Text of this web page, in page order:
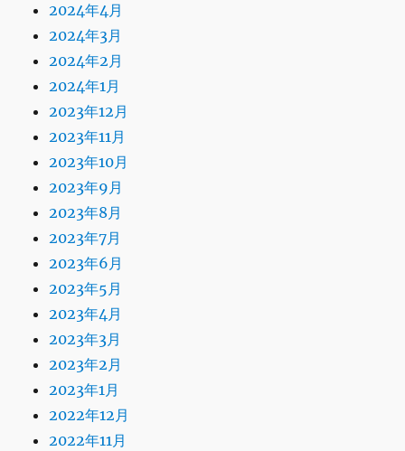
2024年4月
2024年3月
2024年2月
2024年1月
2023年12月
2023年11月
2023年10月
2023年9月
2023年8月
2023年7月
2023年6月
2023年5月
2023年4月
2023年3月
2023年2月
2023年1月
2022年12月
2022年11月